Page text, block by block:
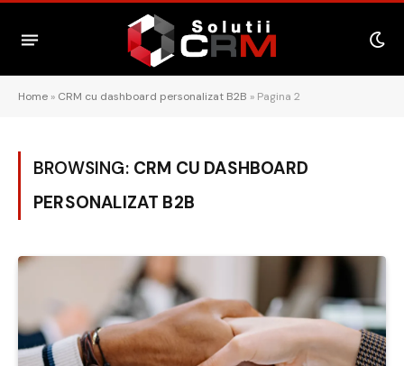
Home » CRM cu dashboard personalizat B2B » Pagina 2
BROWSING: CRM CU DASHBOARD
PERSONALIZAT B2B